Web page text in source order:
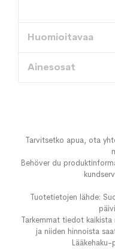
Huomioitavaa
Ainesosat
Tarvitsetko apua, ota
Behöver du
Tuotetietojen lähde:
Tarkemmat tiedot
ja niiden hinnoista